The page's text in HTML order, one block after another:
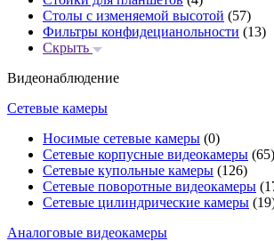
Столы с изменяемой высотой (57)
Фильтры конфидецианольности (13)
Скрыть
Видеонаблюдение
Сетевые камеры
Носимые сетевые камеры (0)
Сетевые корпусные видеокамеры (65)
Сетевые купольные камеры (126)
Сетевые поворотные видеокамеры
Сетевые цилиндрические камеры
Аналоговые видеокамеры